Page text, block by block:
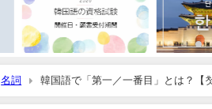
名詞 韓国語で「第一／一番目」とは？【